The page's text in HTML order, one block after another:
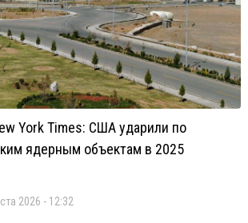
York Times: США ударили по
ядерным объектам в 2025
2026 - 12:32